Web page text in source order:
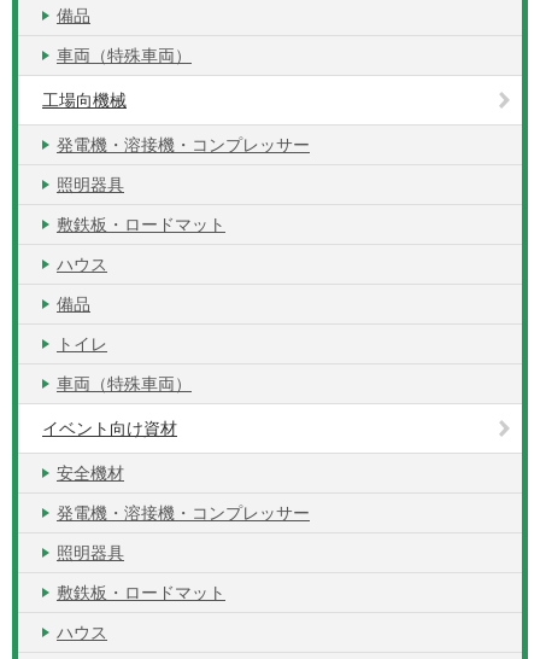
備品
車両（特殊車両）
工場向機械
発電機・溶接機・コンプレッサー
照明器具
敷鉄板・ロードマット
ハウス
備品
トイレ
車両（特殊車両）
イベント向け資材
安全機材
発電機・溶接機・コンプレッサー
照明器具
敷鉄板・ロードマット
ハウス